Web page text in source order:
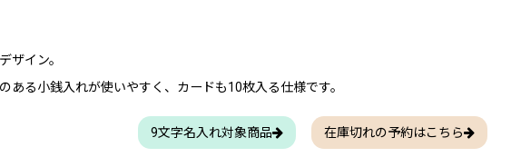
ザイン。
る小銭入れが使いやすく、カードも10枚入る仕様です。
9文字名入れ対象商品 在庫切れの予約はこちら